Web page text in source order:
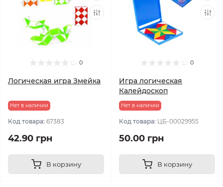
0
Логическая игра Змейка
Нет в наличии
Код товара: 67383
42.90 грн
В корзину
0
Игра логическая
Калейдоскоп
Нет в наличии
Код товара: ЦБ-00029955
50.00 грн
В корзину